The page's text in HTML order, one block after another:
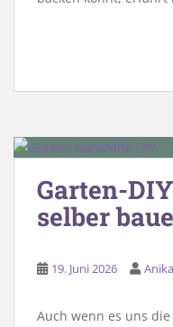
Garten-
selber
19. Juni 2026 Anika
Auch wenn es uns